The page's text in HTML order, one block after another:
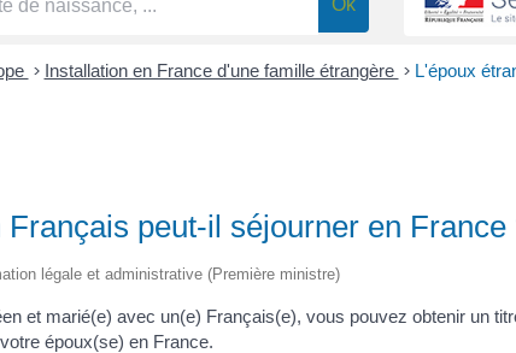
> Installation en France d'une famille étrangère > L'époux
peut-il séjourner en France
légale et administrative (Première ministre)
et marié(e) avec un(e) Français(e), vous pouvez obtenir un
époux(se) en France.